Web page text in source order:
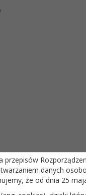
danych
że od dnia 25